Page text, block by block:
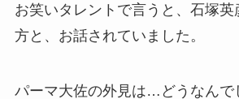
お笑いタレントで言うと、石塚英
方と、お話されていました。
パーマ大佐の外見は…どうなんで